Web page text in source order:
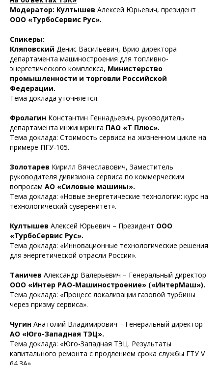
Модератор: Култышев Алексей Юрьевич, президент
ООО «ТурбоСервис Рус».
Спикеры:
Кляповский Денис Васильевич, Врио директора
департамента машиностроения для топливно-
энергетического комплекса, Министерство
промышленности и торговли Российской
Федерации.
Тема доклада уточняется.
Фролагин Константин Геннадьевич, руководитель
департамента инжиниринга ПАО «Т Плюс».
Тема доклада: Стоимость сервиса на жизненном цикле на
примере ПГУ-105.
Золотарев Кирилл Вячеславович, Заместитель
руководителя дивизиона сервиса по коммерческим
вопросам АО «Силовые машины».
Тема доклада: «Новые энергетические технологии: курс на
технологический суверенитет».
Култышев Алексей Юрьевич – Президент ООО
«ТурбоСервис Рус».
Тема доклада: «Инновационные технологические решения
для энергетической отрасли России».
Таничев Александр Валерьевич – Генеральный директор
ООО «Интер РАО-Машиностроение» («ИнтерМаш»).
Тема доклада: «Процесс локализации газовой турбины
через призму сервиса».
Чугин Анатолий Владимирович – Генеральный директор
АО «Юго-Западная ТЭЦ».
Тема доклада: «Юго-Западная ТЭЦ. Результаты
капитального ремонта с продлением срока службы ГТУ V